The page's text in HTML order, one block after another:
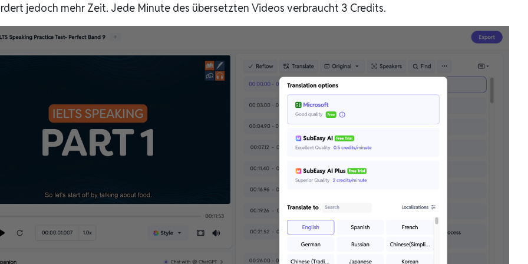
jedoch mehr Zeit. Jede Minute des übersetzten Videos verbraucht 3 Credits.